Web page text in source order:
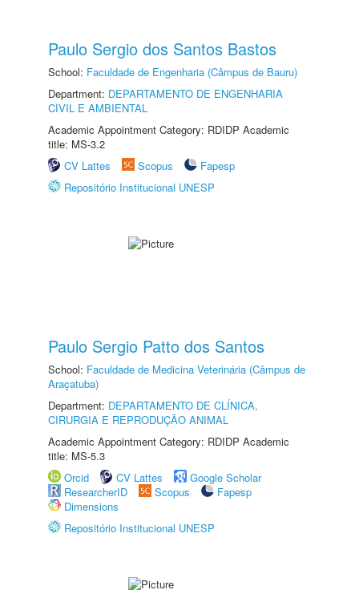
Paulo Sergio dos Santos Bastos
School: Faculdade de Engenharia (Câmpus de Bauru)
Department: DEPARTAMENTO DE ENGENHARIA
CIVIL E AMBIENTAL
Academic Appointment Category: RDIDP Academic
title: MS-3.2
CV Lattes
Scopus
Fapesp
Repositório Institucional UNESP
Paulo Sergio Patto dos Santos
School: Faculdade de Medicina Veterinária (Câmpus de
Araçatuba)
Department: DEPARTAMENTO DE CLÍNICA,
CIRURGIA E REPRODUÇÃO ANIMAL
Academic Appointment Category: RDIDP Academic
title: MS-5.3
Orcid
CV Lattes
Google Scholar
ResearcherID
Scopus
Fapesp
Dimensions
Repositório Institucional UNESP